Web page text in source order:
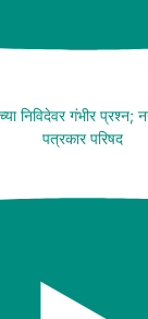
निविदेवर गंभीर
पत्रकार परिषद